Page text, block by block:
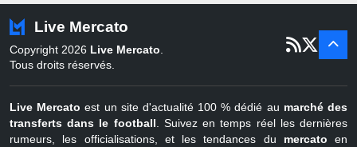
Belgique
juil - 31
Live Mercato
Copyright 2026 Live Mercato
Tous droits réservés.
Live Mercato est un site d'actualité 100 % dédié au marché des
transferts dans le football . Suivez en temps réel les dernières
rumeurs, les officialisations, et les tendances du mercato en